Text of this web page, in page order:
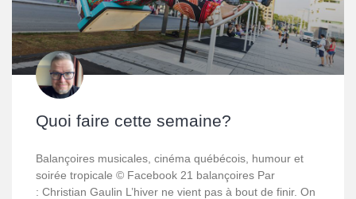
Quoi faire cette semaine?
Balançoires musicales, cinéma québécois, humour et
soirée tropicale © Facebook 21 balançoires Par
: Christian Gaulin L’hiver ne vient pas à bout de finir. On